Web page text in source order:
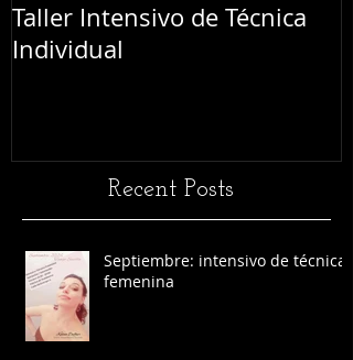
Taller Intensivo de Técnica
Individual
Recent Posts
Septiembre: intensivo de técnica
femenina